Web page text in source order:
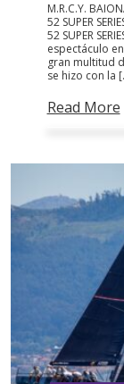
M.R.C.Y.
52 SUPER
52 SUPER
espectáculo
gran multitud
se hizo con la
Read More